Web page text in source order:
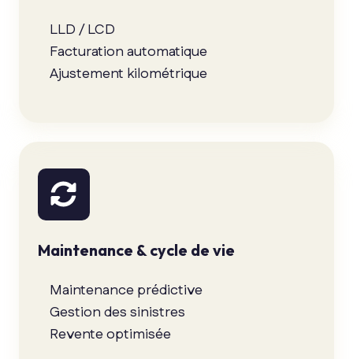
LLD / LCD
Facturation automatique
Ajustement kilométrique
Maintenance & cycle de vie
Maintenance prédictive
Gestion des sinistres
Revente optimisée